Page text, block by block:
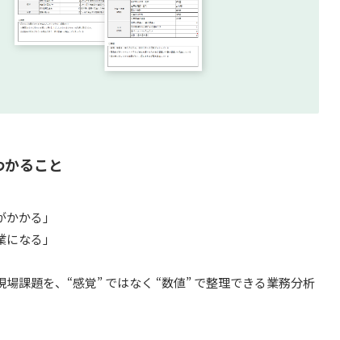
ること
かる」
なる」
課題を、“感覚” ではなく “数値” で整理できる業務分析